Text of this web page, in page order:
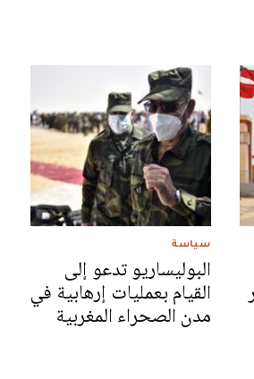
سياسة
البوليساريو تدعو إلى
القيام بعمليات إرهابية في
مدن الصحراء المغربية